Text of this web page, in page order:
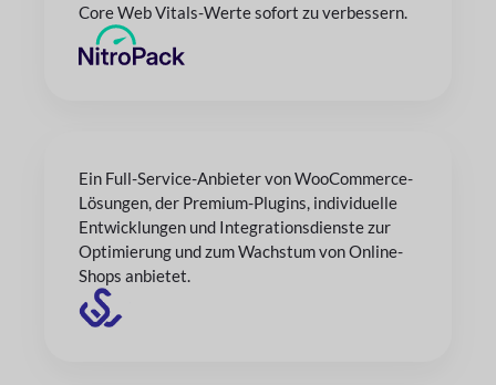
Core Web Vitals-Werte sofort zu verbessern.
Ein Full-Service-Anbieter von WooCommerce-
Lösungen, der Premium-Plugins, individuelle
Entwicklungen und Integrationsdienste zur
Optimierung und zum Wachstum von Online-
Shops anbietet.